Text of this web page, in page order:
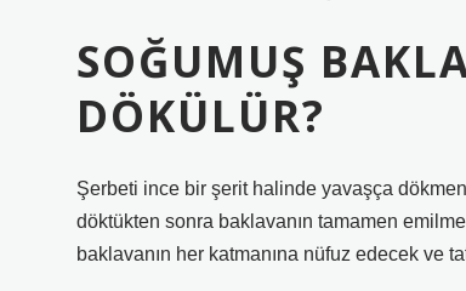
SOĞUMUŞ
DÖKÜLÜR?
Şerbeti ince bir şerit halinde yavaşça
döktükten sonra baklavanın tamamen
baklavanın her katmanına nüfuz edecek ve